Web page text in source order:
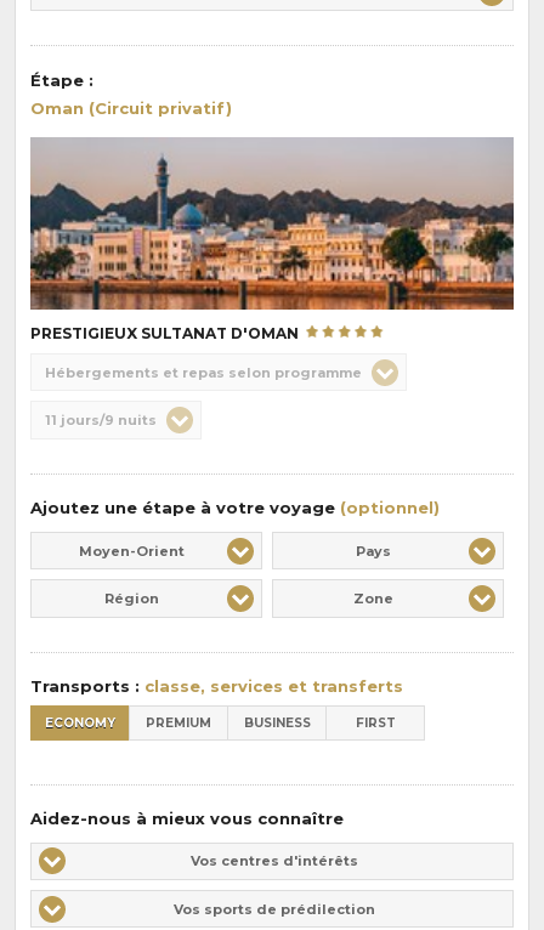
Étape :
Oman (Circuit privatif)
PRESTIGIEUX SULTANAT D'OMAN
:
Hébergements et repas selon programme
Durée
11 jours/9 nuits
Ajoutez une étape à votre voyage (optionnel)
Moyen-Orient Pays
Région Zone
Transports : classe, services et transferts
ECONOMY PREMIUM BUSINESS FIRST
Aidez-nous à mieux vous connaître
Vos
centres
d'intérêts
Vos centres d'intérêts
Vos
Vos sports de prédilection